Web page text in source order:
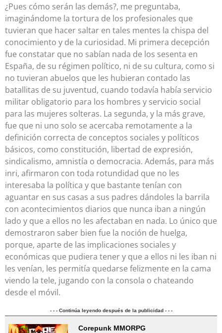
¿Pues cómo serán las demás?, me preguntaba,
imaginándome la tortura de los profesionales que
tuvieran que hacer saltar en tales mentes la chispa del
conocimiento y de la curiosidad. Mi primera decepción
fue constatar que no sabían nada de los sesenta en
España, de su régimen político, ni de su cultura, como si
no tuvieran abuelos que les hubieran contado las
batallitas de su juventud, cuando todavía había servicio
militar obligatorio para los hombres y servicio social
para las mujeres solteras. La segunda, y la más grave,
fue que ni uno solo se acercaba remotamente a la
definición correcta de conceptos sociales y políticos
básicos, como constitución, libertad de expresión,
sindicalismo, amnistía o democracia. Además, para más
inri, afirmaron con toda rotundidad que no les
interesaba la política y que bastante tenían con
aguantar en sus casas a sus padres dándoles la barrila
con acontecimientos diarios que nunca iban a ningún
lado y que a ellos no les afectaban en nada. Lo único que
demostraron saber bien fue la noción de huelga,
porque, aparte de las implicaciones sociales y
económicas que pudiera tener y que a ellos ni les iban ni
les venían, les permitía quedarse felizmente en la cama
viendo la tele, jugando con la consola o chateando
desde el móvil.
- - - Continúa leyendo después de la publicidad - - -
Corepunk MMORPG